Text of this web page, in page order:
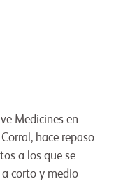
Medicines en
Corral, hace repaso
a los que se
corto y medio